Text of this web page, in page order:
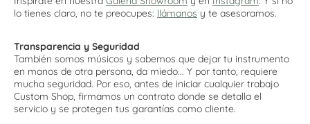
lo tienes claro, no te preocupes: llámanos y te asesoramos.
Transparencia y Seguridad
También somos músicos y sabemos que dejar tu instrumento
en manos de otra persona, da miedo... Y por tanto, requiere
mucha seguridad. Por eso, antes de iniciar cualquier trabajo
Custom Shop, firmamos un contrato donde se detalla el
servicio y se protegen tus garantías como cliente.